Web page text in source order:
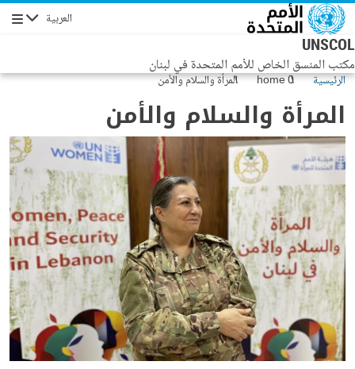
تجاوز إلى المحتوى الرئيسي العربية التنقل
UNSCOL
مكتب المنسق الخاص للأمم المتحدة في لبنان
الرئيسية home 0 المرأة والسلام والأمن
المرأة والسلام والأمن